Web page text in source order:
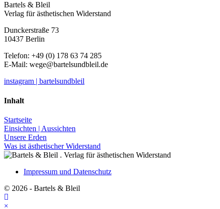
Bartels & Bleil
Verlag für ästhetischen Widerstand
Dunckerstraße 73
10437 Berlin
Telefon: +49 (0) 178 63 74 285
E-Mail: wege@bartelsundbleil.de
instagram | bartelsundbleil
Inhalt
Startseite
Einsichten | Aussichten
Unsere Erden
Was ist ästhetischer Widerstand
Impressum und Datenschutz
© 2026 - Bartels & Bleil
×